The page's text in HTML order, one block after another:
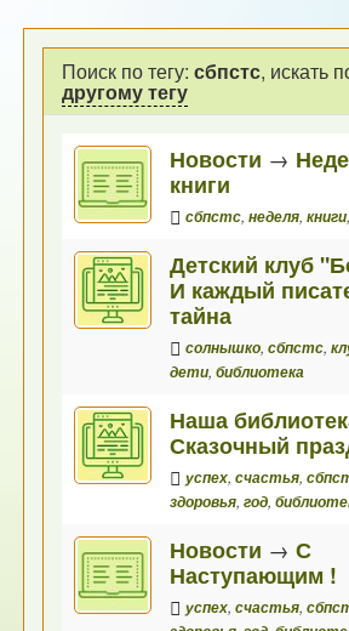
Поиск по тегу:сбпстс, искать
другому тегу
Новости →
книги
сбпстс,неделя,книги
Детский клуб
И каждый
тайна
солнышко,сбпстс,
дети,библиотека
Наша
Сказочный
успех,счастья,
здоровья,год,
Новости →С
Наступающим !
успех,счастья,